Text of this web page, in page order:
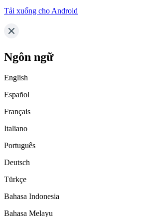
Tải xuống cho Android
Ngôn ngữ
English
Español
Français
Italiano
Português
Deutsch
Türkçe
Bahasa Indonesia
Bahasa Melayu